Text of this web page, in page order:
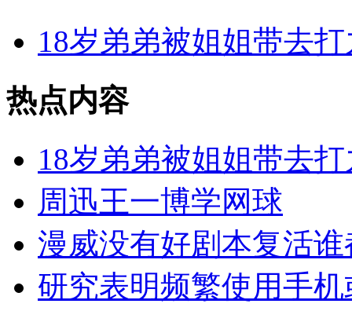
18岁弟弟被姐姐带去
热点内容
18岁弟弟被姐姐带去
周迅王一博学网球
漫威没有好剧本复活
研究表明频繁使用手